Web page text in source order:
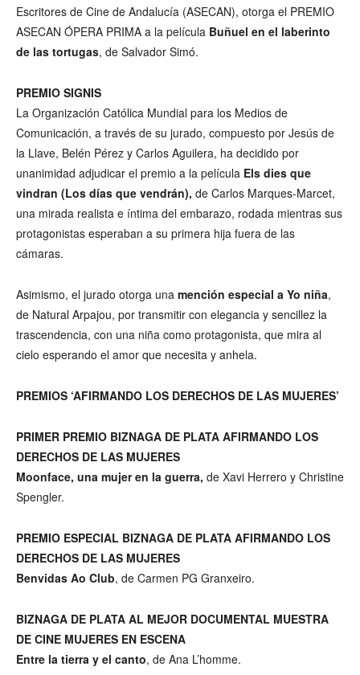
Escritores de Cine de Andalucía (ASECAN), otorga el PREMIO
ASECAN ÓPERA PRIMA a la película Buñuel en el laberinto
de las tortugas, de Salvador Simó.
PREMIO SIGNIS
La Organización Católica Mundial para los Medios de
Comunicación, a través de su jurado, compuesto por Jesús de
la Llave, Belén Pérez y Carlos Aguilera, ha decidido por
unanimidad adjudicar el premio a la película Els dies que
vindran (Los días que vendrán), de Carlos Marques-Marcet,
una mirada realista e íntima del embarazo, rodada mientras sus
protagonistas esperaban a su primera hija fuera de las
cámaras.
Asimismo, el jurado otorga una mención especial a Yo niña,
de Natural Arpajou, por transmitir con elegancia y sencillez la
trascendencia, con una niña como protagonista, que mira al
cielo esperando el amor que necesita y anhela.
PREMIOS ‘AFIRMANDO LOS DERECHOS DE LAS MUJERES’
PRIMER PREMIO BIZNAGA DE PLATA AFIRMANDO LOS
DERECHOS DE LAS MUJERES
Moonface, una mujer en la guerra, de Xavi Herrero y Christine
Spengler.
PREMIO ESPECIAL BIZNAGA DE PLATA AFIRMANDO LOS
DERECHOS DE LAS MUJERES
Benvidas Ao Club, de Carmen PG Granxeiro.
BIZNAGA DE PLATA AL MEJOR DOCUMENTAL MUESTRA
DE CINE MUJERES EN ESCENA
Entre la tierra y el canto, de Ana L’homme.